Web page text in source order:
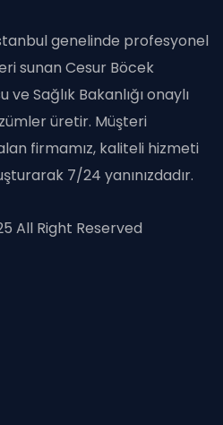
genelinde profesyonel
sunan Cesur Böcek
Sağlık Bakanlığı onaylı
üretir. Müşteri
firmamız, kaliteli hizmeti
7/24 yanınızdadır.
All Right Reserved